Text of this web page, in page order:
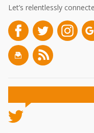
Let’s relentlessly